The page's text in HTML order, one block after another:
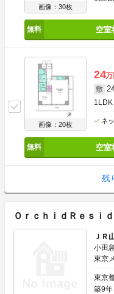
画像：30枚
空室
画像：20枚
24万
敷
1LDK
ネ
空室
残
ＯｒｃｈｉｄＲｅｓｉ
ＪＲ
小田
東京
東京
築9年